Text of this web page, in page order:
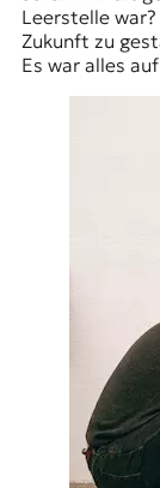
K
Leerstelle
Zukunft zu
Es war alles